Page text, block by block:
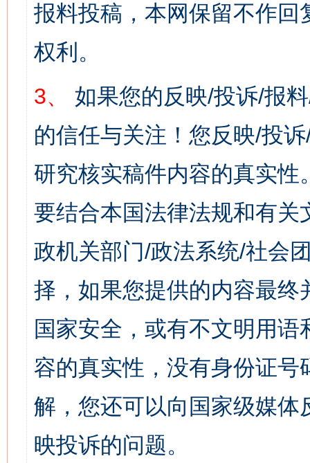
报料投稿，本网保留不作
权利。
3、
如果您的反映/投诉/报
的信任与关注！您反映/投
研究核实稿件内容的真实
要结合本国法律法规和有关
政机关部门/政法系统/社会
择，如果您提供的内容最
国家安全，或有不文明用
容的真实性，没有身份证
解，您还可以向国家级媒
映投诉的问题。